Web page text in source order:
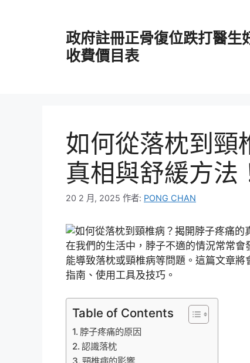
政府註冊正骨復位跌打醫生
收費價目表
如何從落枕到頸
真相與舒緩方法
20 2 月, 2025 作者: PONG CHAN
在我們的生活中，脖子不適的情況常常
能導致落枕或頸椎病等問題。這篇文章
指南、使用工具及技巧。
Table of Contents
脖子疼痛的原因
認識落枕